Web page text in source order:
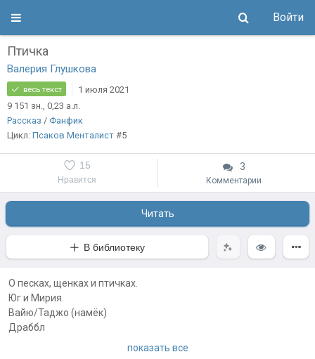
Войти
Птичка
Валерия Глушкова
весь текст
1 июля 2021
9 151 зн., 0,23 а.л.
Рассказ / Фанфик
Цикл: Псаков Менталист #5
Нравится
15 3
Комментарии
Читать
В библиотеку
О песках, щенках и птичках.
Юг и Мирия.
Вайю/Таджо (намёк)
Драббл
показать все